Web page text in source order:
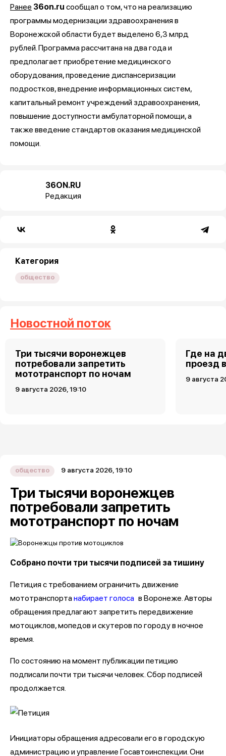
Ранее 36on.ru сообщал о том, что на реализацию
программы модернизации здравоохранения в
Воронежской области будет выделено 6,3 млрд
рублей. Программа рассчитана на два года и
предполагает приобретение медицинского
оборудования, проведение диспансеризации
подростков, внедрение информационных систем,
капитальный ремонт учреждений здравоохранения,
повышение доступности амбулаторной помощи, а
также введение стандартов оказания медицинской
помощи.
36ON.RU
Редакция
Категория
общество
Новостной поток
Три тысячи воронежцев
потребовали запретить
мототранспорт по ночам
9 августа 2026, 19:10
Где на
проезд
9 августа
общество 9 августа 2026, 19:10
Три тысячи воронежцев
потребовали запретить
мототранспорт по ночам
Собрано почти три тысячи подписей за тишину
Петиция с требованием ограничить движение
мототранспортанабирает голоса в Воронеже. Авторы
обращения предлагают запретить передвижение
мотоциклов, мопедов и скутеров по городу в ночное
время.
По состоянию на момент публикации петицию
подписали почти три тысячи человек. Сбор подписей
продолжается.
Инициаторы обращения адресовали его в городскую
администрацию и управление Госавтоинспекции. Они